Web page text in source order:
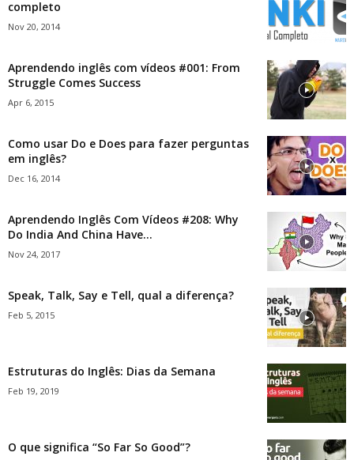
completo
Nov 20, 2014
Aprendendo inglês com vídeos #001: From
Struggle Comes Success
Apr 6, 2015
Como usar Do e Does para fazer perguntas
em inglês?
Dec 16, 2014
Aprendendo Inglês Com Vídeos #208: Why
Do India And China Have...
Nov 24, 2017
Speak, Talk, Say e Tell, qual a diferença?
Feb 5, 2015
Estruturas do Inglês: Dias da Semana
Feb 19, 2019
O que significa “So Far So Good”?